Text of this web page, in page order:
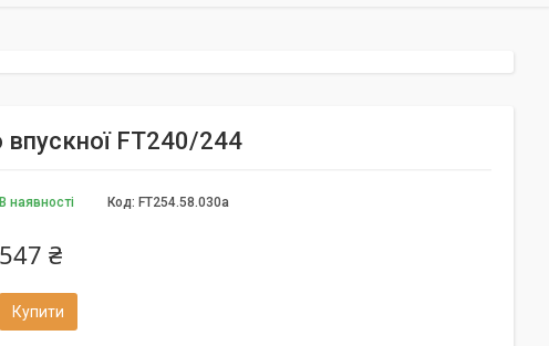
FT240/244
В наявності Код: FT254.58.030a
547 ₴
Купити